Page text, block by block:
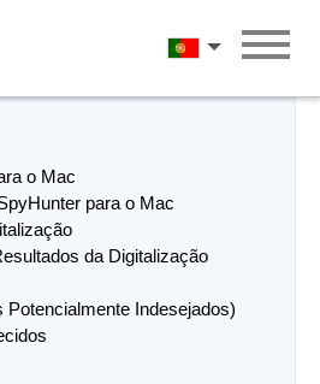
Português
o Mac
para o Mac
da Digitalização
Potencialmente Indesejados)